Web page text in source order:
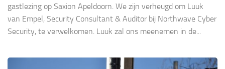
gastlezing op Saxion Apeldoorn. We zijn verheugd om Luuk
van Empel, Security Consultant & Auditor bij Northwave Cyber
Security, te verwelkomen. Luuk zal ons meenemen in de...